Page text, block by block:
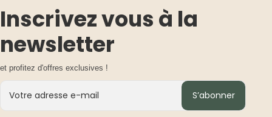
Inscrivez vous à la
newsletter
et profitez d'offres exclusives !
S’abonner